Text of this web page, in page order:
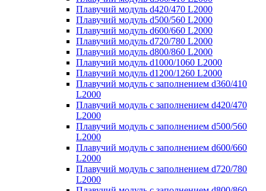
Плавучий модуль d420/470 L2000
Плавучий модуль d500/560 L2000
Плавучий модуль d600/660 L2000
Плавучий модуль d720/780 L2000
Плавучий модуль d800/860 L2000
Плавучий модуль d1000/1060 L2000
Плавучий модуль d1200/1260 L2000
Плавучий модуль с заполнением d360/410
L2000
Плавучий модуль с заполнением d420/470
L2000
Плавучий модуль с заполнением d500/560
L2000
Плавучий модуль с заполнением d600/660
L2000
Плавучий модуль с заполнением d720/780
L2000